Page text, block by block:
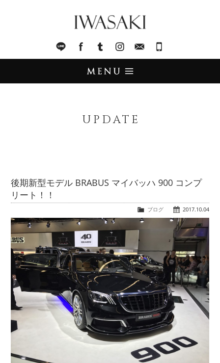
LINE facebook Tumblr InstagramMail
買取査定
COMPANY
会社概要
UPDATE
後期新型モデル BRABUS マイバッハ 900 コンプ
リート！！
2017.10.04
ブログ